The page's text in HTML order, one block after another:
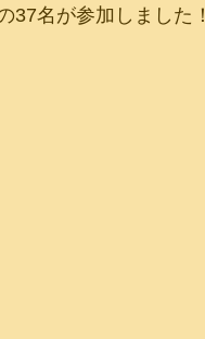
37名が参加しました！